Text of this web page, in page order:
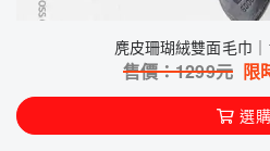
麂皮珊瑚絨雙面毛巾
售價：1299元 限
選購